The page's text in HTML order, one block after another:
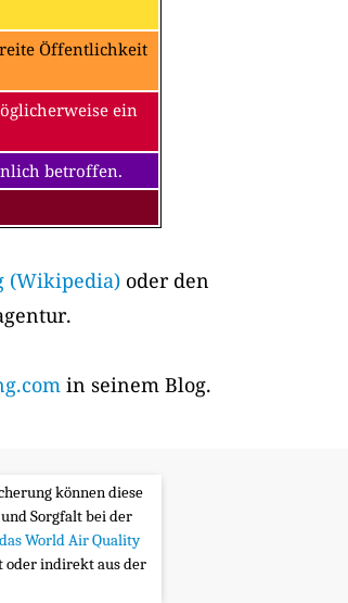
Öffentlichkeit
ein
betroffen.
(Wikipedia)oder den
in seinem Blog.
können diese
Sorgfalt bei der
World Air Quality
oder indirekt aus der